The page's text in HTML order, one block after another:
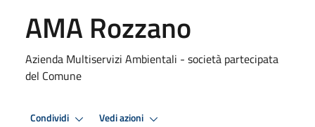
AMA Rozzano
Azienda Multiservizi Ambientali - società partecipata
del Comune
Condividi Vedi azioni